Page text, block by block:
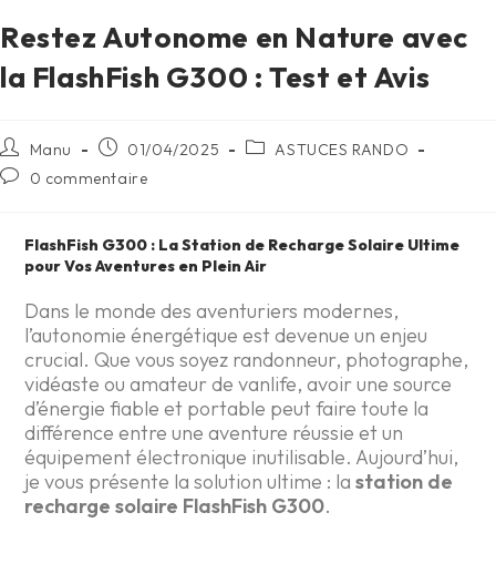
Restez Autonome en Nature avec
la FlashFish G300 : Test et Avis
Manu 01/04/2025
ASTUCES RANDO
0 commentaire
FlashFish G300 : La Station de Recharge Solaire Ultime
pour Vos Aventures en Plein Air
Dans le monde des aventuriers modernes,
l’autonomie énergétique est devenue un enjeu
crucial. Que vous soyez randonneur, photographe,
vidéaste ou amateur de vanlife, avoir une source
d’énergie fiable et portable peut faire toute la
différence entre une aventure réussie et un
équipement électronique inutilisable. Aujourd’hui,
je vous présente la solution ultime : lastation de
recharge solaire FlashFish G300.